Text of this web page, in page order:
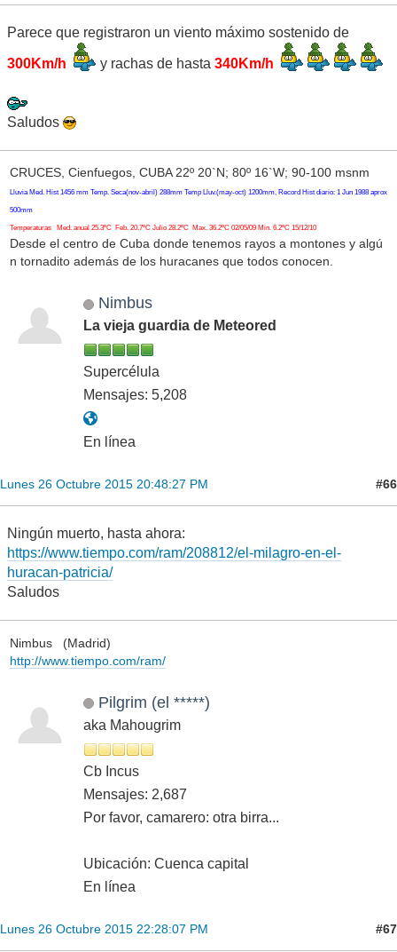
Parece que registraron un viento máximo sostenido de
300Km/h y rachas de hasta 340Km/h
Saludos
CRUCES, Cienfuegos, CUBA 22º 20`N; 80º 16`W; 90-100 msnm
Lluvia Med. Hist 1456 mm Temp. Seca(nov-abril) 288mm Temp Lluv.(may-oct) 1200mm, Record Hist diario: 1 Jun 1988 aprox
500mm
Temperaturas Med. anual 25.3ºC Feb. 20.7ºC Julio 28.2ºC Max. 36.2ºC 02/05/09 Min. 6.2ºC 15/12/10
Desde el centro de Cuba donde tenemos rayos a montones y algú
n tornadito además de los huracanes que todos conocen.
Nimbus
La vieja guardia de Meteored
Supercélula
Mensajes: 5,208
En línea
Lunes 26 Octubre 2015 20:48:27 PM #66
Ningún muerto, hasta ahora:
https://www.tiempo.com/ram/208812/el-milagro-en-el-
huracan-patricia/
Saludos
Nimbus (Madrid)
http://www.tiempo.com/ram/
Pilgrim (el *****)
aka Mahougrim
Cb Incus
Mensajes: 2,687
Por favor, camarero: otra birra...
Ubicación: Cuenca capital
En línea
Lunes 26 Octubre 2015 22:28:07 PM #67